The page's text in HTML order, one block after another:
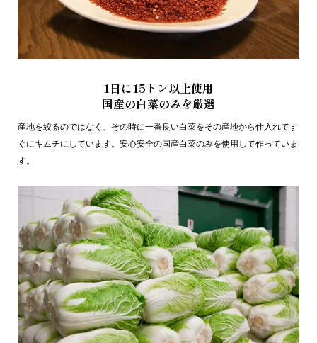
1日に15トン以上使用
国産の白菜のみを厳選
産地を絞るのではなく、その時に一番良い白菜をその産地から仕入れてす
ぐにキムチにしています。安心安全の国産白菜のみを使用して作っていま
す。